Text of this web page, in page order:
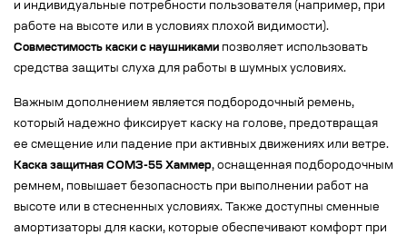
и индивидуальные потребности пользователя (например, при
работе на высоте или в условиях плохой видимости).
Совместимость каски с наушниками позволяет использовать
средства защиты слуха для работы в шумных условиях.
Важным дополнением является подбородочный ремень,
который надежно фиксирует каску на голове, предотвращая
ее смещение или падение при активных движениях или ветре.
Каска защитная СОМЗ-55 Хаммер, оснащенная подбородочным
ремнем, повышает безопасность при выполнении работ на
высоте или в стесненных условиях. Также доступны сменные
амортизаторы для каски, которые обеспечивают комфорт при